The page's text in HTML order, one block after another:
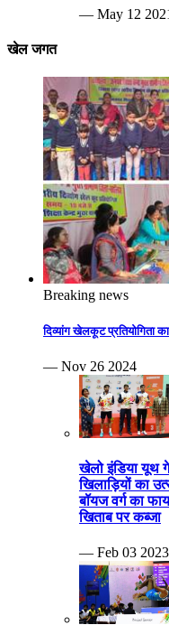
— May 12
खेल जगत
Breaking news
दिव्यांग खेलकूट प्रतियोगिता
— Nov 26 2024
खेलो इंडिया यूथ
खिलाड़ियों का
बॉयज वर्ग का
खिताब पर कब्जा
— Feb 03 2023